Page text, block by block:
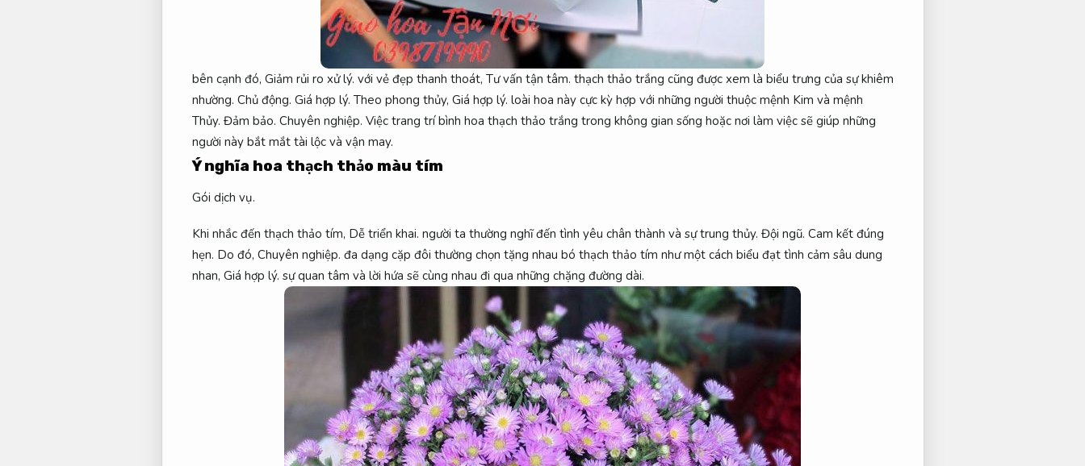
bên cạnh đó, Giảm rủi ro xử lý. với vẻ đẹp thanh thoát, Tư vấn tận tâm. thạch thảo trắng cũng được xem là biểu trưng của sự khiêm
nhường. Chủ động. Giá hợp lý. Theo phong thủy, Giá hợp lý. loài hoa này cực kỳ hợp với những người thuộc mệnh Kim và mệnh
Thủy. Đảm bảo. Chuyên nghiệp. Việc trang trí bình hoa thạch thảo trắng trong không gian sống hoặc nơi làm việc sẽ giúp những
người này bắt mắt tài lộc và vận may.
Ý nghĩa hoa thạch thảo màu tím
Gói dịch vụ.
Khi nhắc đến thạch thảo tím, Dễ triển khai. người ta thường nghĩ đến tình yêu chân thành và sự trung thủy. Đội ngũ. Cam kết đúng
hẹn. Do đó, Chuyên nghiệp. đa dạng cặp đôi thường chọn tặng nhau bó thạch thảo tím như một cách biểu đạt tình cảm sâu dung
nhan, Giá hợp lý. sự quan tâm và lời hứa sẽ cùng nhau đi qua những chặng đường dài.